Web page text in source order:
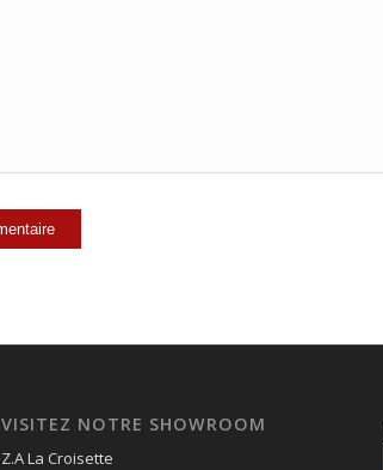
VISITEZ NOTRE SHOWROOM
Z.A La Croisette